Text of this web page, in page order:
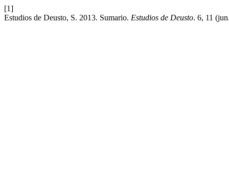
[1]
Estudios de Deusto, S. 2013. Sumario. Estudios de Deusto. 6, 11